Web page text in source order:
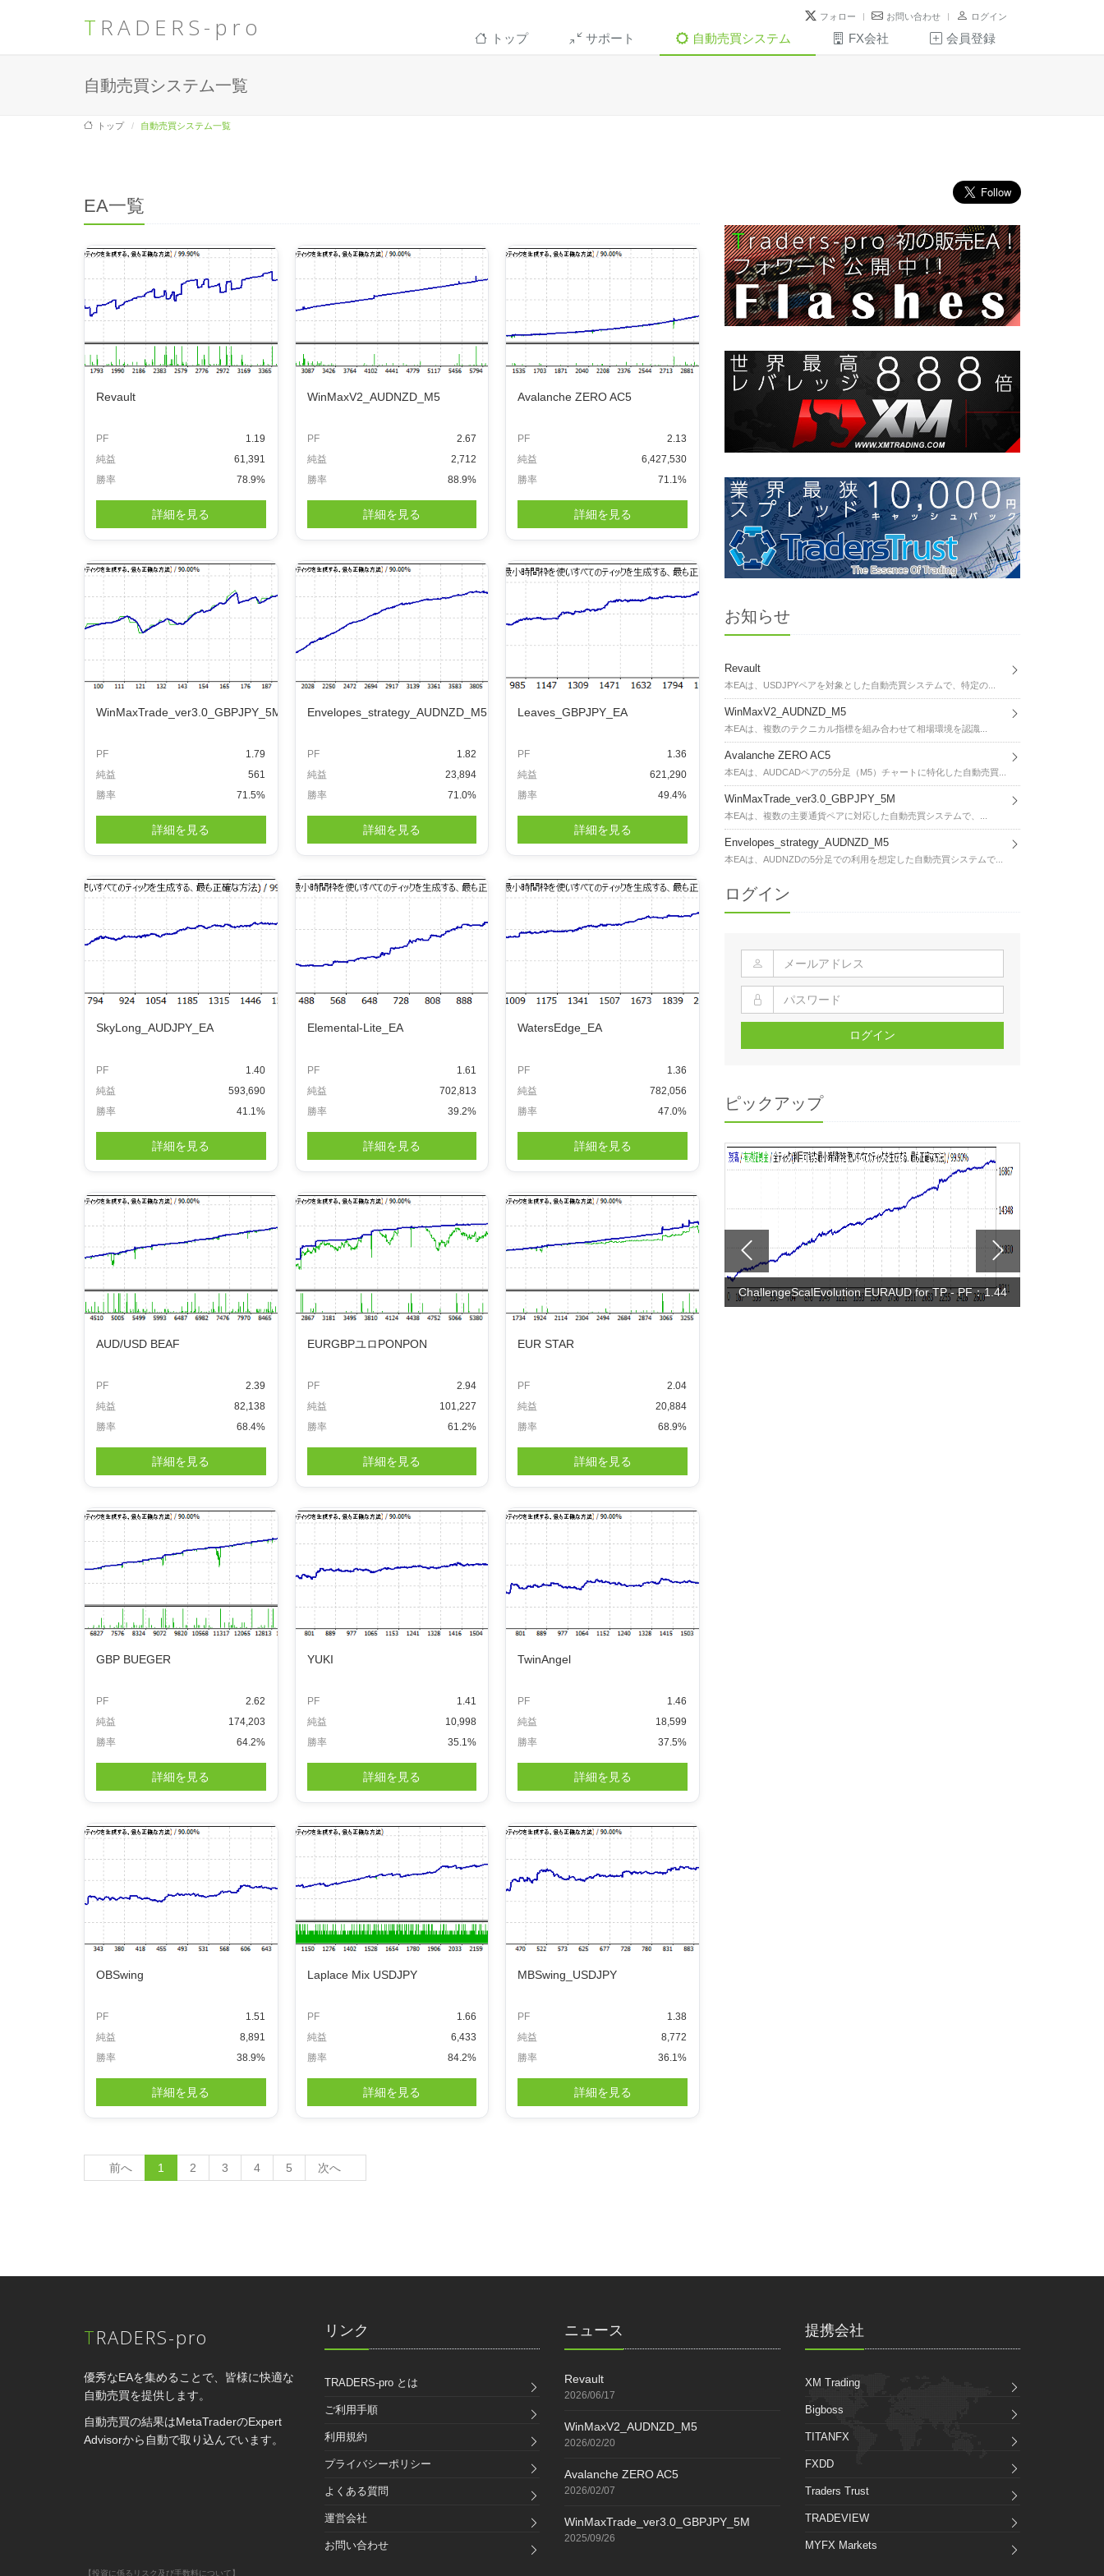
TRADERS-pro フォロー お問い合わせ ログイン
トップ サポート 自動売買システム FX会社 会員登録
自動売買システム一覧
トップ 自動売買システム一覧
EA一覧
Revault
PF
1.19
純益
61,391
勝率
78.9%
詳細を見る
WinMaxV2_AUDNZD_M5
PF
2.67
純益
2,712
勝率
88.9%
詳細を見る
Avalanche ZERO AC5
PF
2.13
純益
6,427,530
勝率
71.1%
詳細を見る
WinMaxTrade_ver3.0_GBPJPY_5M
PF
1.79
純益
561
勝率
71.5%
詳細を見る
Envelopes_strategy_AUDNZD_M5
PF
1.82
純益
23,894
勝率
71.0%
詳細を見る
Leaves_GBPJPY_EA
PF
1.36
純益
621,290
勝率
49.4%
詳細を見る
SkyLong_AUDJPY_EA
PF
1.40
純益
593,690
勝率
41.1%
詳細を見る
Elemental-Lite_EA
PF
1.61
純益
702,813
勝率
39.2%
詳細を見る
WatersEdge_EA
PF
1.36
純益
782,056
勝率
47.0%
詳細を見る
AUD/USD BEAF
PF
2.39
純益
82,138
勝率
68.4%
詳細を見る
EURGBPユロPONPON
PF
2.94
純益
101,227
勝率
61.2%
詳細を見る
EUR STAR
PF
2.04
純益
20,884
勝率
68.9%
詳細を見る
GBP BUEGER
PF
2.62
純益
174,203
勝率
64.2%
詳細を見る
YUKI
PF
1.41
純益
10,998
勝率
35.1%
詳細を見る
TwinAngel
PF
1.46
純益
18,599
勝率
37.5%
詳細を見る
OBSwing
PF
1.51
純益
8,891
勝率
38.9%
詳細を見る
Laplace Mix USDJPY
PF
1.66
純益
6,433
勝率
84.2%
詳細を見る
MBSwing_USDJPY
PF
1.38
純益
8,772
勝率
36.1%
詳細を見る
前へ 1 2 3 4 5 次へ
お知らせ
Revault
本EAは、USDJPYペアを対象とした自動売買システムで、特定の...
WinMaxV2_AUDNZD_M5
本EAは、複数のテクニカル指標を組み合わせて相場環境を認識...
Avalanche ZERO AC5
本EAは、AUDCADペアの5分足（M5）チャートに特化した自動売買...
WinMaxTrade_ver3.0_GBPJPY_5M
本EAは、複数の主要通貨ペアに対応した自動売買システムで、...
Envelopes_strategy_AUDNZD_M5
本EAは、AUDNZDの5分足での利用を想定した自動売買システムで...
ログイン
ログイン
ピックアップ
ChallengeScalEvolution EURAUD for TP - PF：1.44
TRADERS-pro
優秀なEAを集めることで、皆様に快適な
自動売買を提供します。
自動売買の結果はMetaTraderのExpert
Advisorから自動で取り込んでいます。
リンク
TRADERS-pro とは
ご利用手順
利用規約
プライバシーポリシー
よくある質問
運営会社
お問い合わせ
ニュース
Revault
2026/06/17
WinMaxV2_AUDNZD_M5
2026/02/20
Avalanche ZERO AC5
2026/02/07
WinMaxTrade_ver3.0_GBPJPY_5M
2025/09/26
提携会社
XM Trading
Bigboss
TITANFX
FXDD
Traders Trust
TRADEVIEW
MYFX Markets
【投資に係るリスク及び手数料について】